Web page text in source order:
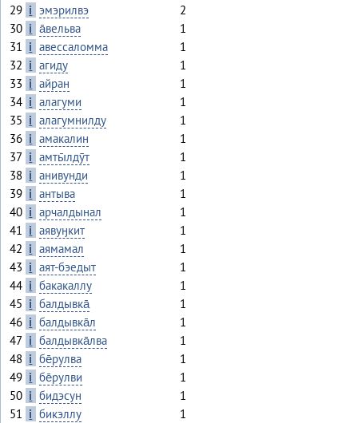
29 i эмэрилвэ
2
30 i а̄вельва
1
31
i авессаломма
1
32 i агиду
1
33 i айран
1
34 i алагуми
1
35 i алагумнилду
1
36 i амакалин
1
37 i амты̄лдӯт
1
38 i анивунди
1
39 i антыва
1
40 i арчалдынал
1
41
i аявуӈкит
1
42 i аямамал
1
43 i аят-бэедыт
1
44 i бакакаллу
1
45 i балдывка̄
1
46 i балдывка̄л
1
47 i балдывка̄лва
1
48 i бе̄рулва
1
49 i бе̄рулви
1
50 i бидэсун
1
51
i бикэллу
1